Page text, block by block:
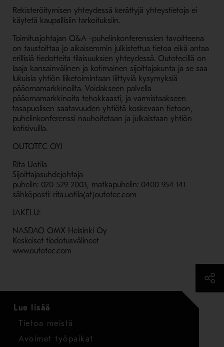
Rekisteröitymisen yhteydessä kerättyjä yhteystietoja ei
käytetä kaupallisiin tarkoituksiin.
Toimitusjohtajan Q&A -puhelinkonferenssien tavoitteena
on taustoittaa jo aikaisemmin julkistettua tietoa eikä antaa
erillisiä tiedotteita tilaisuuksien yhteydessä. Outotecillä on
laaja kansainvälinen ja kotimainen sijoittajakunta ja se saa
lukuisia yhtiön liiketoimintaan liittyviä kysymyksiä
pääomamarkkinoilta. Voidakseen palvella
pääomamarkkinoita tehokkaasti, ja varmistaakseen
tasapuolisen saatavuuden yhtiötä koskevaan tietoon,
puhelinkonferenssi nauhoitetaan ja julkaistaan yhtiön
kotisivuilla.
OUTOTEC OYJ
Rita Uotila
Sijoittajasuhdejohtaja
puhelin: 020 529 2003, matkapuhelin: 0400 954 141
sähköposti: rita.uotila(at)outotec.com
JAKELU:
NASDAQ OMX Helsinki Oy
Keskeiset tiedotusvälineet
www.outotec.com
Lue lisää
Tietoa meistä
Avoimet työpaikat